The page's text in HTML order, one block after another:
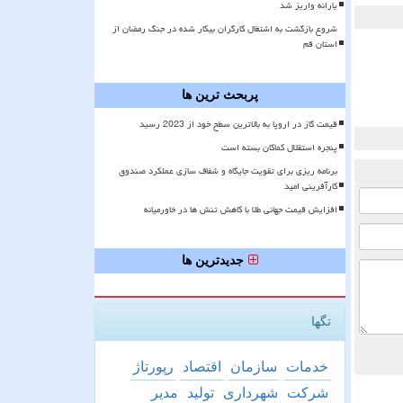
یارانه واریز شد
شروع بازگشت به اشتغال کارگران بیکار شده در جنگ رمضان از
استان قم
پربحث ترین ها
قیمت گاز در اروپا به بالاترین سطح خود از 2023 رسید
پنجره استقلال کماکان بسته است
برنامه ریزی برای تقویت جایگاه و شفاف سازی عملکرد صندوق
کارآفرینی امید
افزایش قیمت جهانی طلا با کاهش تنش ها در خاورمیانه
جدیدترین ها
تگها
خدمات سازمان اقتصاد
رپورتاژ
شركت
شهرداری تولید مدیر